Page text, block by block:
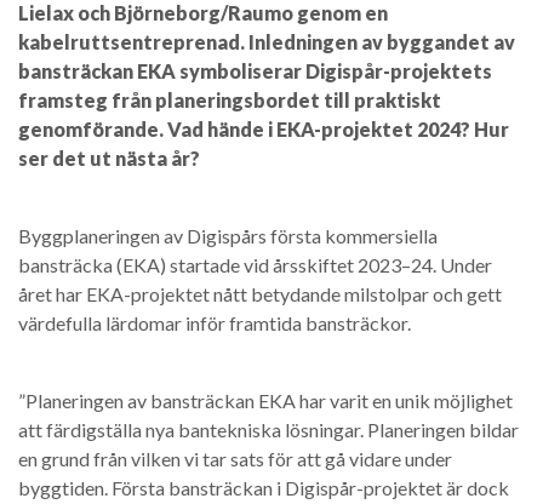
Lielax och Björneborg/Raumo genom en
kabelruttsentreprenad. Inledningen av byggandet av
bansträckan EKA symboliserar Digispår-projektets
framsteg från planeringsbordet till praktiskt
genomförande. Vad hände i EKA-projektet 2024? Hur
ser det ut nästa år?
Byggplaneringen av Digispårs första kommersiella
bansträcka (EKA) startade vid årsskiftet 2023–24. Under
året har EKA-projektet nått betydande milstolpar och gett
värdefulla lärdomar inför framtida bansträckor.
”Planeringen av bansträckan EKA har varit en unik möjlighet
att färdigställa nya bantekniska lösningar. Planeringen bildar
en grund från vilken vi tar sats för att gå vidare under
byggtiden. Första bansträckan i Digispår-projektet är dock